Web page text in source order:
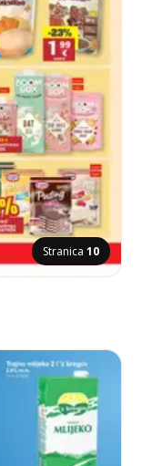
Stranica 10